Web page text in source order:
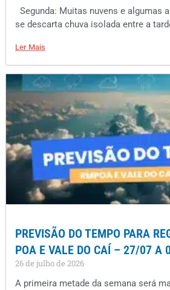
Segunda: Muitas nuvens e algumas
se descarta chuva isolada entre a
Ler Mais
PREVISÃO DO TEMPO PARA
POA E VALE DO CAÍ – 27/07 A
26 de julho de 2026
A primeira metade da semana será